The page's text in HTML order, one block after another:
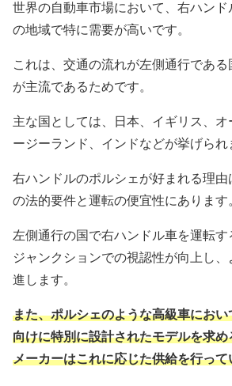
世界の自動車市場において、右ハン
の地域で特に需要が高いです。
これは、交通の流れが左側通行であ
が主流であるためです。
主な国としては、日本、イギリス、オ
ージーランド、インドなどが挙げられ
右ハンドルのポルシェが好まれる理
の法的要件と運転の便宜性にあります
左側通行の国で右ハンドル車を運転
ジャンクションでの視認性が向上し
進します。
また、ポルシェのような高級車にお
向けに特別に設計されたモデルを求
メーカーはこれに応じた供給を行って